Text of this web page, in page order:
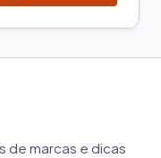
de marcas e dicas